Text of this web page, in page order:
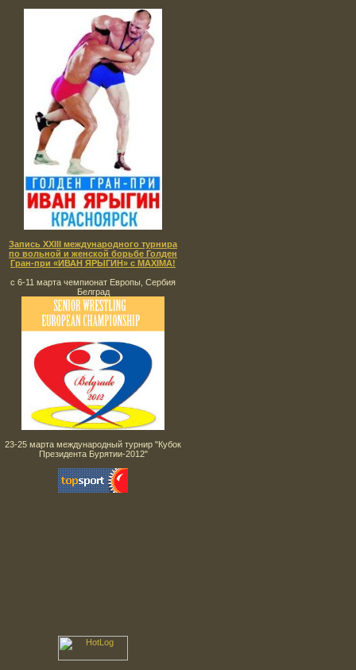
Запись XXIII международного турнира
по вольной и женской борьбе Голден
Гран-при «ИВАН ЯРЫГИН» с MAXIMA!
с 6-11 марта чемпионат Европы, Сербия
Белград
23-25 марта международный турнир "Кубок
Президента Бурятии-2012"